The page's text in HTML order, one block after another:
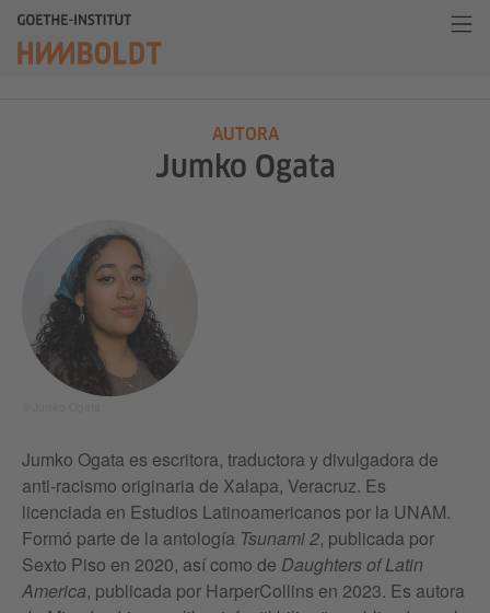
AUTORA
Jumko Ogata
Jumko Ogata es escritora, traductora y divulgadora de
anti-racismo originaria de Xalapa, Veracruz. Es
licenciada en Estudios Latinoamericanos por la UNAM.
Formó parte de la antología Tsunami 2, publicada por
Sexto Piso en 2020, así como de Daughters of Latin
America, publicada por HarperCollins en 2023. Es autora